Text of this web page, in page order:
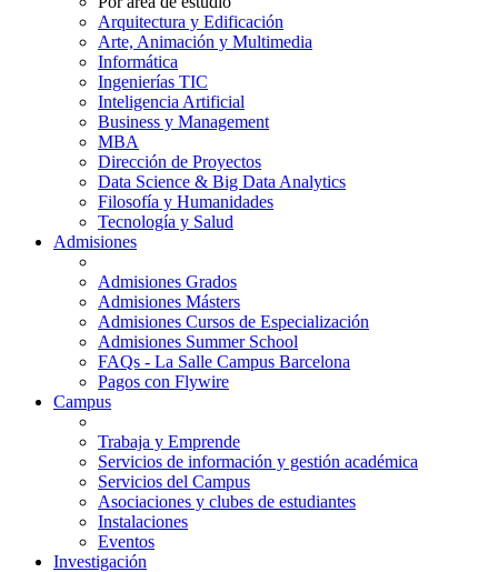
Arquitectura y Edificación
Arte, Animación y Multimedia
Informática
Ingenierías TIC
Inteligencia Artificial
Business y Management
MBA
Dirección de Proyectos
Data Science & Big Data Analytics
Filosofía y Humanidades
Tecnología y Salud
Admisiones
Admisiones Grados
Admisiones Másters
Admisiones Cursos de Especialización
Admisiones Summer School
FAQs - La Salle Campus Barcelona
Pagos con Flywire
Campus
Trabaja y Emprende
Servicios de información y gestión académica
Servicios del Campus
Asociaciones y clubes de estudiantes
Instalaciones
Eventos
Investigación